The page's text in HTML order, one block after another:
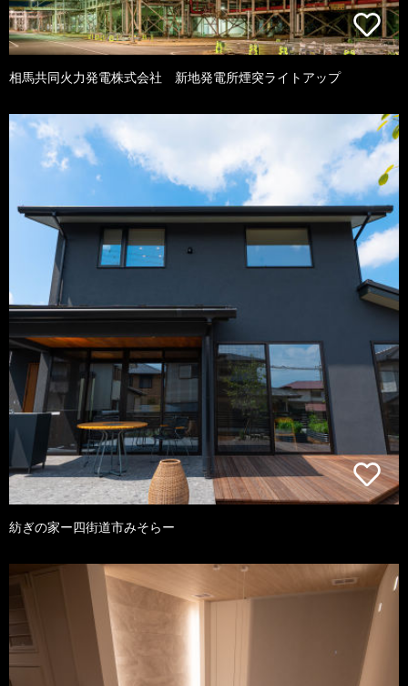
相馬共同火力発電株式会社 新地発電所煙突ライトアップ
紡ぎの家ー四街道市みそらー